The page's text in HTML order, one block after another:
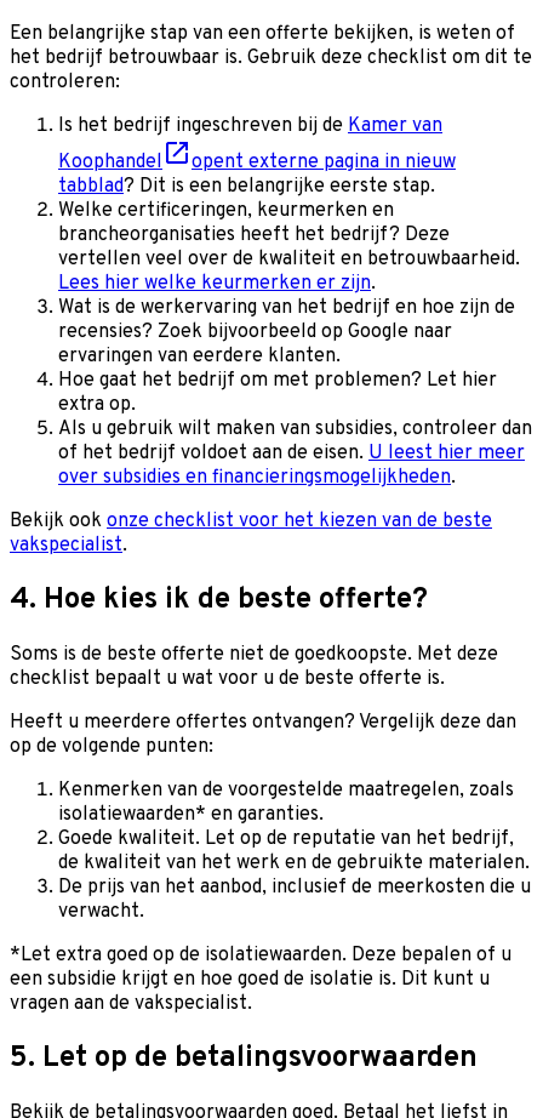
Een belangrijke stap van een offerte bekijken, is weten of
het bedrijf betrouwbaar is. Gebruik deze checklist om dit te
controleren:
Is het bedrijf ingeschreven bij de Kamer van
Koophandel
opent externe pagina in nieuw
tabblad? Dit is een belangrijke eerste stap.
Welke certificeringen, keurmerken en
brancheorganisaties heeft het bedrijf? Deze
vertellen veel over de kwaliteit en betrouwbaarheid.
Lees hier welke keurmerken er zijn.
Wat is de werkervaring van het bedrijf en hoe zijn de
recensies? Zoek bijvoorbeeld op Google naar
ervaringen van eerdere klanten.
Hoe gaat het bedrijf om met problemen? Let hier
extra op.
Als u gebruik wilt maken van subsidies, controleer dan
of het bedrijf voldoet aan de eisen. U leest hier meer
over subsidies en financieringsmogelijkheden.
Bekijk ook onze checklist voor het kiezen van de beste
vakspecialist.
4. Hoe kies ik de beste offerte?
Soms is de beste offerte niet de goedkoopste. Met deze
checklist bepaalt u wat voor u de beste offerte is.
Heeft u meerdere offertes ontvangen? Vergelijk deze dan
op de volgende punten:
Kenmerken van de voorgestelde maatregelen, zoals
isolatiewaarden* en garanties.
Goede kwaliteit. Let op de reputatie van het bedrijf,
de kwaliteit van het werk en de gebruikte materialen.
De prijs van het aanbod, inclusief de meerkosten die u
verwacht.
*Let extra goed op de isolatiewaarden. Deze bepalen of u
een subsidie krijgt en hoe goed de isolatie is. Dit kunt u
vragen aan de vakspecialist.
5. Let op de betalingsvoorwaarden
Bekijk de betalingsvoorwaarden goed. Betaal het liefst in